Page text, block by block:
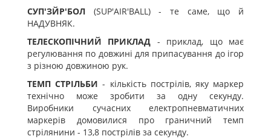
СУП'ЗЙР'БОЛ (SUP'AIR'BALL) - те саме, що й
НАДУВНЯК.
ТЕЛЕСКОПІЧНИЙ ПРИКЛАД - приклад, що має
регулювання по довжині для припасування до ігор
з різною довжиною рук.
ТЕМП СТРІЛЬБИ - кількість пострілів, яку маркер
технічно може зробити за одну секунду.
Виробники сучасних електропневматичних
маркерів домовилися про граничний темп
стрілянини - 13,8 пострілів за секунду.